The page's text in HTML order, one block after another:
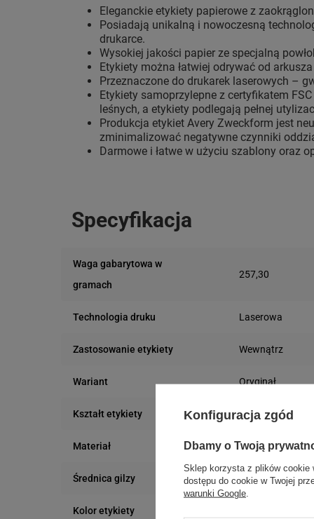
Eleganckie etykiety papierowe z
Posiadają unikalną i nowoczesną
drukarce.
Wysokiej jakości papier ze specjalną
Etykiety można łatwiej odrywać od
Przeznaczone do drukarek laserowych –
Etykiety samoprzylepne z certyfikatem
leśnych, a etykiety podlegają pełnej
Produkcja etykiet Avery Zweckform jest
zminimalizować negatywne czynniki
Darmowe i łatwe w użyciu szablony oraz
Specyfikacja
Waga gabarytowa w
gramach
257,30
Technologia druku Laserowa
Zastosowanie etykiety Wewnątrz
Wariant Oryginał
Kształt etykiety Prostokątny
Materiał Papier
Średnica gilzy Nie dotyczy
Kolor etykiety
Konfiguracja zgód
Dbamy o Twoją
Sklep korzysta z plików cookie
dostępu do cookie w Twojej
warunki Google